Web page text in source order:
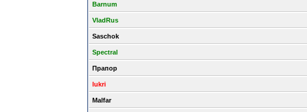
Barnum
VladRus
Saschok
Spectral
Прапор
lukri
Malfar